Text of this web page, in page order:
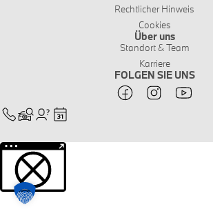
Rechtlicher Hinweis
Cookies
Über uns
Standort & Team
Karriere
FOLGEN SIE UNS
Weitere Informationen über den gesperrten Inhalt.